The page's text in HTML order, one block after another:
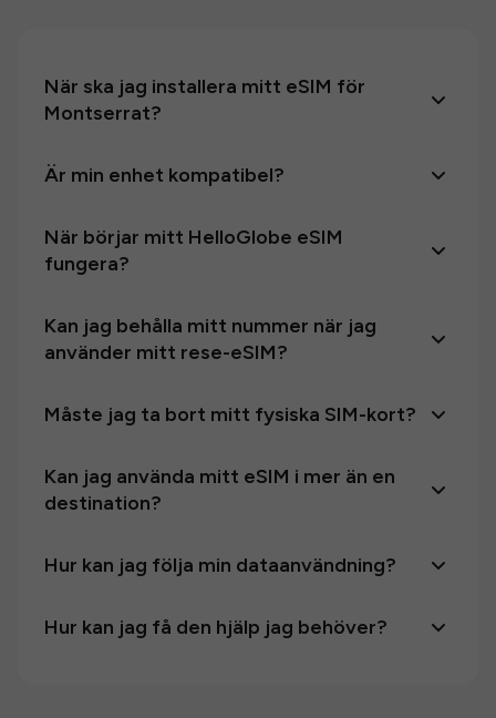
När ska jag installera mitt eSIM för
Montserrat?
Är min enhet kompatibel?
När börjar mitt HelloGlobe eSIM
fungera?
Kan jag behålla mitt nummer när jag
använder mitt rese-eSIM?
Måste jag ta bort mitt fysiska SIM-kort?
Kan jag använda mitt eSIM i mer än en
destination?
Hur kan jag följa min dataanvändning?
Hur kan jag få den hjälp jag behöver?